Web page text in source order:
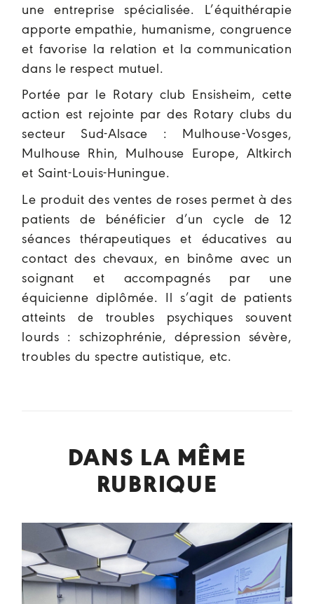
une entreprise spécialisée. L’équithérapie
apporte empathie, humanisme, congruence
et favorise la relation et la communication
dans le respect mutuel.
Portée par le Rotary club Ensisheim, cette
action est rejointe par des Rotary clubs du
secteur Sud-Alsace : Mulhouse-Vosges,
Mulhouse Rhin, Mulhouse Europe, Altkirch
et Saint-Louis-Huningue.
Le produit des ventes de roses permet à des
patients de bénéficier d’un cycle de 12
séances thérapeutiques et éducatives au
contact des chevaux, en binôme avec un
soignant et accompagnés par une
équicienne diplômée. Il s’agit de patients
atteints de troubles psychiques souvent
lourds : schizophrénie, dépression sévère,
troubles du spectre autistique, etc.
DANS LA MÊME
RUBRIQUE